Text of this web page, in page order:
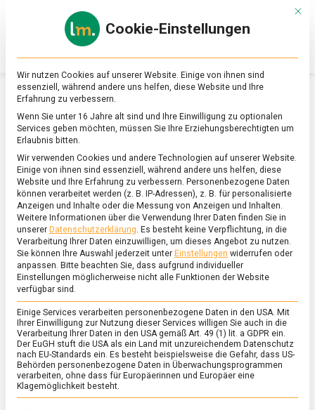
Online-
Magazin
zu
&
Ernährung
SCHLAGWORT:KAPUZINERKRESSE
ERNÄHRUNG & GESUNDHEIT /FEATURED
Kulinarische Blütenträume: Lass
Blumen essen!
26. August 2022
Mit
Cookie-Einstellungen
Wir nutzen Cookies auf unserer Website. Einige von ihnen sind
essenziell, während andere uns helfen, diese Website und Ihre
Erfahrung zu verbessern.
Wenn Sie unter 16 Jahre alt sind und Ihre Einwilligung zu optionalen
Services geben möchten, müssen Sie Ihre Erziehungsberechtigten um
Erlaubnis bitten.
Wir verwenden Cookies und andere Technologien auf unserer Website.
Einige von ihnen sind essenziell, während andere uns helfen, diese
Website und Ihre Erfahrung zu verbessern. Personenbezogene Daten
können verarbeitet werden (z. B. IP-Adressen), z. B. für personalisierte
Anzeigen und Inhalte oder die Messung von Anzeigen und Inhalten.
Weitere Informationen über die Verwendung Ihrer Daten finden Sie in
unserer Datenschutzerklärung. Es besteht keine Verpflichtung, in die
Verarbeitung Ihrer Daten einzuwilligen, um dieses Angebot zu nutzen.
Sie können Ihre Auswahl jederzeit unter Einstellungen widerrufen oder
anpassen. Bitte beachten Sie, dass aufgrund individueller
Einstellungen möglicherweise nicht alle Funktionen der Website
verfügbar sind.
Einige Services verarbeiten personenbezogene Daten in den USA. Mit
Ihrer Einwilligung zur Nutzung dieser Services willigen Sie auch in die
Verarbeitung Ihrer Daten in den USA gemäß Art. 49 (1) lit. a GDPR ein.
Der EuGH stuft die USA als ein Land mit unzureichendem Datenschutz
nach EU-Standards ein. Es besteht beispielsweise die Gefahr, dass US-
Behörden personenbezogene Daten in Überwachungsprogrammen
verarbeiten, ohne dass für Europäerinnen und Europäer eine
Klagemöglichkeit besteht.